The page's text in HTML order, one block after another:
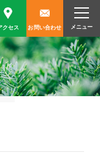
クセス お問い合わせ